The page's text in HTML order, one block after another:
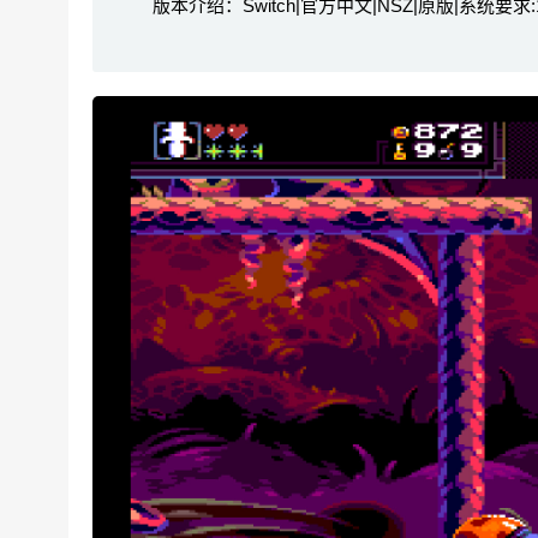
版本介绍：Switch|官方中文|NSZ|原版|系统要求